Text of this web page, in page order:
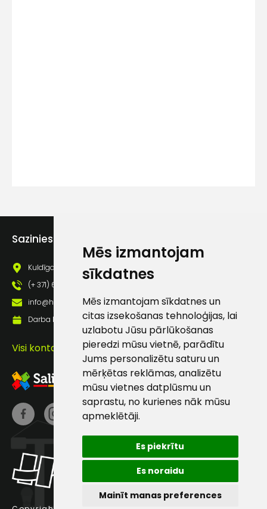
Mēs izmantojam
sīkdatnes
Mēs izmantojam sīkdatnes un
citas izsekošanas tehnoloģijas, lai
uzlabotu Jūsu pārlūkošanas
pieredzi mūsu vietnē, parādītu
Jums personalizētu saturu un
mērķētas reklāmas, analizētu
mūsu vietnes datplūsmu un
saprastu, no kurienes nāk mūsu
apmeklētāji.
Es piekrītu
Es noraidu
Mainīt manas preferences
Sazinies ar mums
Kuldīgas iela 69a, Saldus, Saldus nov., LV - 3801
(+ 371) 63 881 186
info@hards.lv
Darba laiks: Darbadienās: 8:00 - 17:00
Visi kontakti
pastā
Klientu
atbalsts
Darbdienās:
8:00 – 17:00
186
info@hards.lv